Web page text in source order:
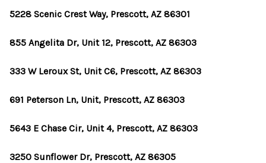
5228 Scenic Crest Way, Prescott, AZ 86301
855 Angelita Dr, Unit 12, Prescott, AZ 86303
333 W Leroux St, Unit C6, Prescott, AZ 86303
691 Peterson Ln, Unit, Prescott, AZ 86303
5643 E Chase Cir, Unit 4, Prescott, AZ 86303
3250 Sunflower Dr, Prescott, AZ 86305